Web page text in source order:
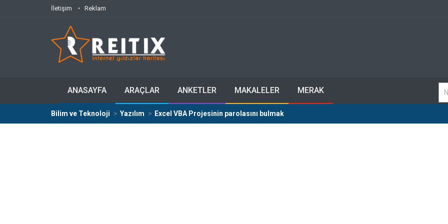
İletişim Reklam
ANASAYFA ARAÇLAR ANKETLER MAKALELER MERAK
Bilim ve Teknoloji Yazılım Excel VBA Projesinin parolasını bulmak